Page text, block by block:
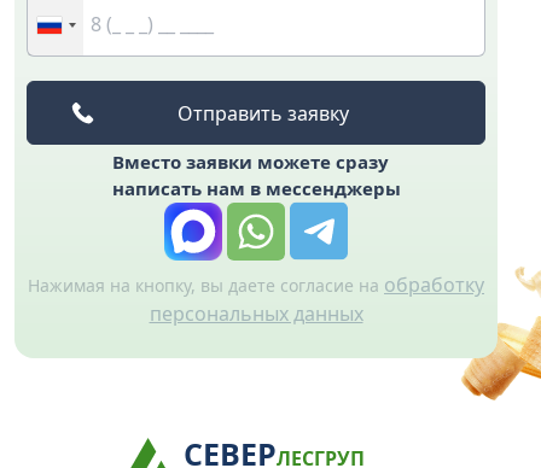
Вместо заявки можете сразу
написать нам в мессенджеры
Нажимая на кнопку, вы даете согласие на обработку
персональных данных
СЕВЕРЛЕСГРУП